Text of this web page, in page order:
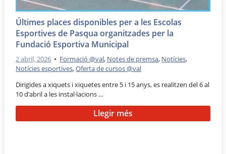
Últimes places disponibles per a les Escolas
Esportives de Pasqua organitzades per la
Fundació Esportiva Municipal
2 abril, 2026 • Formació @val, Notes de premsa, Notícies,
Notícies esportives,Oferta de cursos @val
Dirigides a xiquets i xiquetes entre 5 i 15 anys, es realitzen del 6 al
10 d’abril a les instal·lacions …
Llegir més